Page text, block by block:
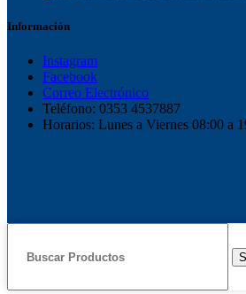
Información
Instagram
Facebook
Correo Electrónico
Teléfono: 0353 4537887
Horarios: Lunes a Viernes 08:00 a